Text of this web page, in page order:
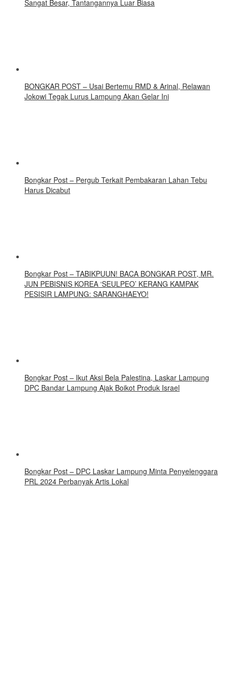
Sangat Besar, Tantangannya Luar Biasa
BONGKAR POST – Usai Bertemu RMD & Arinal, Relawan
Jokowi Tegak Lurus Lampung Akan Gelar Ini
Bongkar Post – Pergub Terkait Pembakaran Lahan Tebu
Harus Dicabut
Bongkar Post – TABIKPUUN! BACA BONGKAR POST, MR.
JUN PEBISNIS KOREA ‘SEULPEO’ KERANG KAMPAK
PESISIR LAMPUNG: SARANGHAEYO!
Bongkar Post – Ikut Aksi Bela Palestina, Laskar Lampung
DPC Bandar Lampung Ajak Boikot Produk Israel
Bongkar Post – DPC Laskar Lampung Minta Penyelenggara
PRL 2024 Perbanyak Artis Lokal